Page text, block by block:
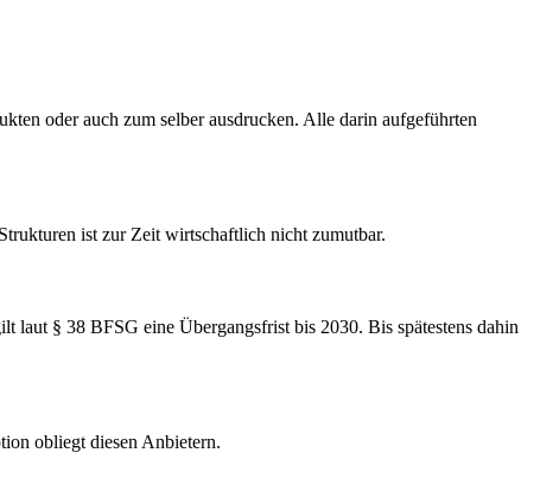
oder auch zum selber ausdrucken. Alle darin aufgeführten
ist zur Zeit wirtschaftlich nicht zumutbar.
laut § 38 BFSG eine Übergangsfrist bis 2030. Bis spätestens dahin
obliegt diesen Anbietern.